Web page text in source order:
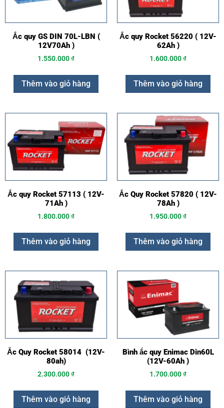
Ắc quy GS DIN 70L-LBN (
12V70Ah )
1.550.000₫
Thêm vào giỏ hàng
Ắc quy Rocket 56220 ( 12V-
62Ah )
1.600.000₫
Thêm vào giỏ hàng
Ắc quy Rocket 57113 ( 12V-
71Ah )
1.800.000₫
Thêm vào giỏ hàng
Ắc Quy Rocket 57820 ( 12V-
78Ah )
1.950.000₫
Thêm vào giỏ hàng
Ắc Quy Rocket 58014 (12V-
80ah)
2.300.000₫
Thêm vào giỏ hàng
Bình ắc quy Enimac Din60L
(12V-60Ah )
1.700.000₫
Thêm vào giỏ hàng